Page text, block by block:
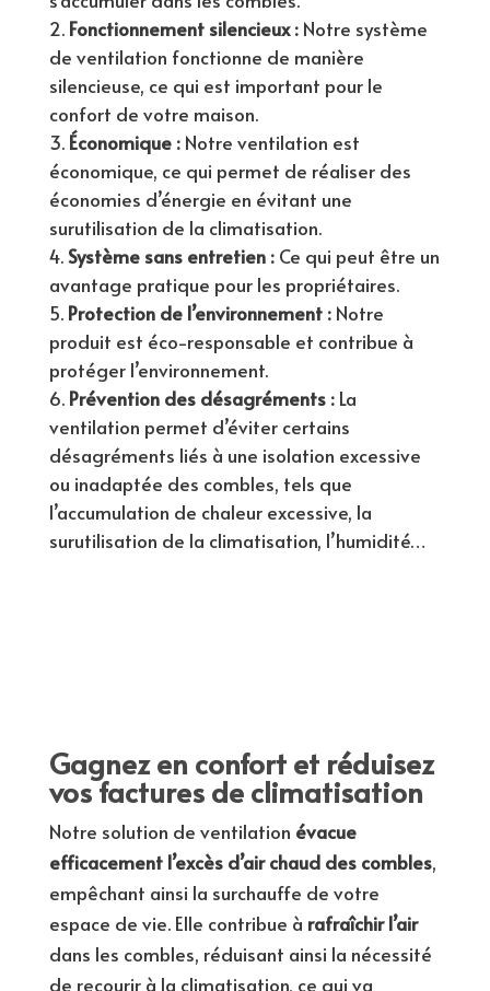
Fonctionnement silencieux :Notre système
de ventilation fonctionne de manière
silencieuse, ce qui est important pour le
confort de votre maison.
Économique :Notre ventilation est
économique, ce qui permet de réaliser des
économies d’énergie en évitant une
surutilisation de la climatisation.
Système sans entretien :Ce qui peut être un
avantage pratique pour les propriétaires.
Protection de l’environnement :Notre
produit est éco-responsable et contribue à
protéger l’environnement.
Prévention des désagréments :La
ventilation permet d’éviter certains
désagréments liés à une isolation excessive
ou inadaptée des combles, tels que
l’accumulation de chaleur excessive, la
surutilisation de la climatisation, l’humidité…
Gagnez en confort et réduisez
vos factures de climatisation
Notre solution de ventilation évacue
efficacement l’excès d’air chaud des combles,
empêchant ainsi la surchauffe de votre
espace de vie. Elle contribue à rafraîchir l’air
dans les combles, réduisant ainsi la nécessité
de recourir à la climatisation, ce qui va